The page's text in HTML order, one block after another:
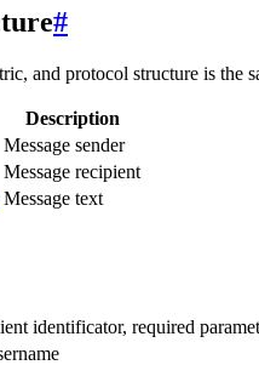
#
and protocol structure is the
Description
Message sender
Message recipient
Message text
identificator, required